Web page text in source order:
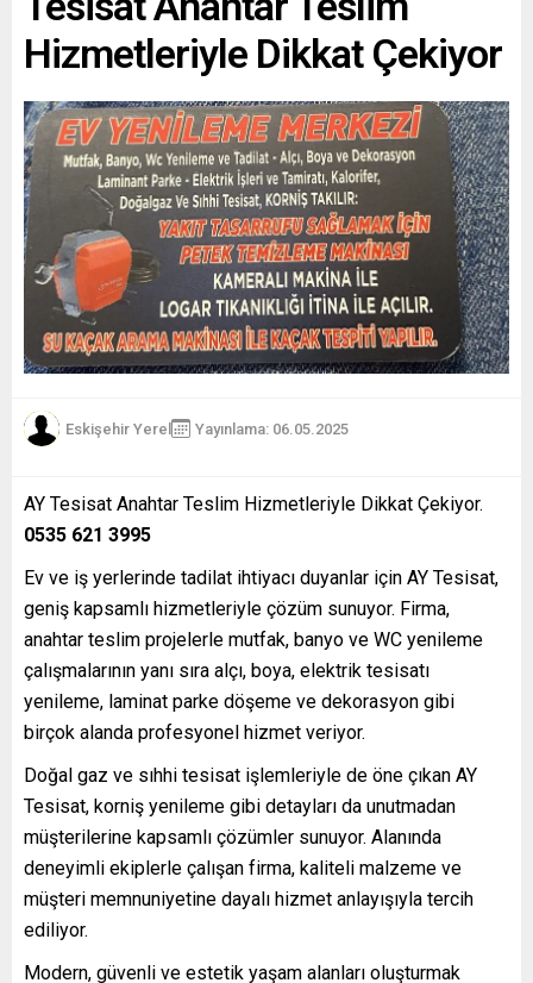
Hizmetleriyle Dikkat Çekiyor
Eskişehir Yerel Yayınlama: 06.05.2025
AY Tesisat Anahtar Teslim Hizmetleriyle Dikkat Çekiyor.
0535 621 3995
Ev ve iş yerlerinde tadilat ihtiyacı duyanlar için AY Tesisat,
geniş kapsamlı hizmetleriyle çözüm sunuyor. Firma,
anahtar teslim projelerle mutfak, banyo ve WC yenileme
çalışmalarının yanı sıra alçı, boya, elektrik tesisatı
yenileme, laminat parke döşeme ve dekorasyon gibi
birçok alanda profesyonel hizmet veriyor.
Doğal gaz ve sıhhi tesisat işlemleriyle de öne çıkan AY
Tesisat, korniş yenileme gibi detayları da unutmadan
müşterilerine kapsamlı çözümler sunuyor. Alanında
deneyimli ekiplerle çalışan firma, kaliteli malzeme ve
müşteri memnuniyetine dayalı hizmet anlayışıyla tercih
ediliyor.
Modern, güvenli ve estetik yaşam alanları oluşturmak